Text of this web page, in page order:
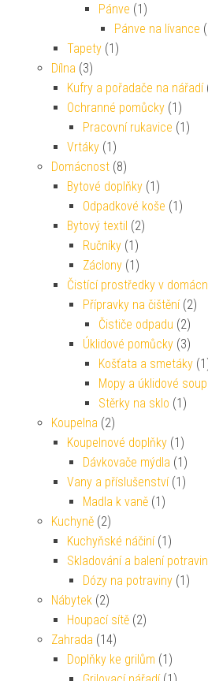
Pánve (1)
Pánve na lívance
Tapety (1)
Dílna (3)
Kufry a pořadače na nářadí
Ochranné pomůcky (1)
Pracovní rukavice (1)
Vrtáky (1)
Domácnost (8)
Bytové doplňky (1)
Odpadkové koše (1)
Bytový textil (2)
Ručníky (1)
Záclony (1)
Čistící prostředky v
Přípravky na čištění (2)
Čističe odpadu (2)
Úklidové pomůcky (3)
Košťata a smetáky
Mopy a úklidové
Stěrky na sklo (1)
Koupelna (2)
Koupelnové doplňky (1)
Dávkovače mýdla (1)
Vany a příslušenství (1)
Madla k vaně (1)
Kuchyně (2)
Kuchyňské náčiní (1)
Skladování a balení potravin
Dózy na potraviny (1)
Nábytek (2)
Houpací sítě (2)
Zahrada (14)
Doplňky ke grilům (1)